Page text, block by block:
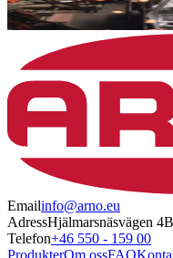
Emailinfo@arno.eu
AdressHjälmarsnäsvägen
Telefon+46 550 - 159 00
ProdukterOm ossFAQ